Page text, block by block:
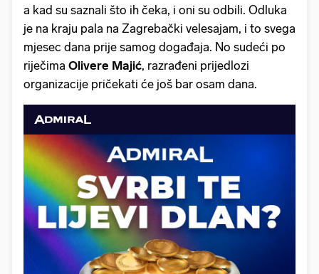
a kad su saznali što ih čeka, i oni su odbili. Odluka
je na kraju pala na Zagrebački velesajam, i to svega
mjesec dana prije samog događaja. No sudeći po
riječima Olivere Majić, razrađeni prijedlozi
organizacije pričekati će još bar osam dana.